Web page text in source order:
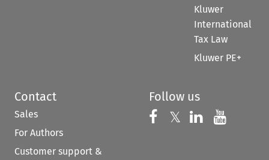
Kluwer
International
Tax Law
Kluwer PE+
Contact
Sales
For Authors
Customer support &
Follow us
Follow us on
𝕏 Follow us on
Follow us